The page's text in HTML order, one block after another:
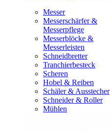
Messer
Messerschärfer &
Messerpflege
Messerblöcke &
Messerleisten
Schneidbretter
Tranchierbesteck
Scheren
Hobel & Reiben
Schäler & Ausstecher
Schneider & Roller
Mühlen